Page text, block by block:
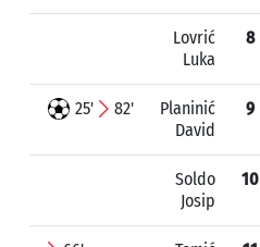
Lovrić
Luka
8
25' 82'
Planinić
David
9
Soldo
Josip
10